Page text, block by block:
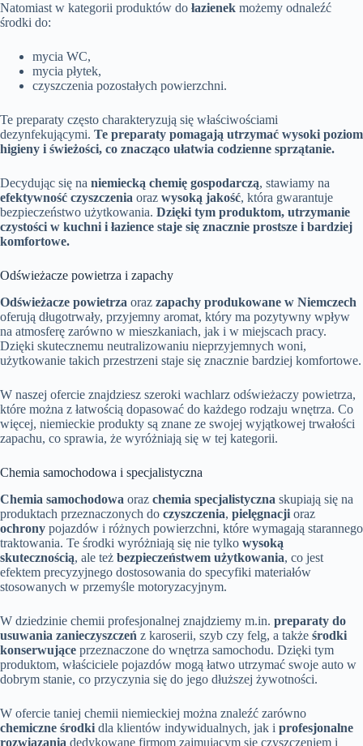
Natomiast w kategorii produktów do łazienek możemy odnaleźć
środki do:
mycia WC,
mycia płytek,
czyszczenia pozostałych powierzchni.
Te preparaty często charakteryzują się właściwościami
dezynfekującymi. Te preparaty pomagają utrzymać wysoki poziom
higieny i świeżości, co znacząco ułatwia codzienne sprzątanie.
Decydując się na niemiecką chemię gospodarczą, stawiamy na
efektywność czyszczenia oraz wysoką jakość, która gwarantuje
bezpieczeństwo użytkowania. Dzięki tym produktom, utrzymanie
czystości w kuchni i łazience staje się znacznie prostsze i bardziej
komfortowe.
Odświeżacze powietrza i zapachy
Odświeżacze powietrza oraz zapachy produkowane w Niemczech
oferują długotrwały, przyjemny aromat, który ma pozytywny wpływ
na atmosferę zarówno w mieszkaniach, jak i w miejscach pracy.
Dzięki skutecznemu neutralizowaniu nieprzyjemnych woni,
użytkowanie takich przestrzeni staje się znacznie bardziej komfortowe.
W naszej ofercie znajdziesz szeroki wachlarz odświeżaczy powietrza,
które można z łatwością dopasować do każdego rodzaju wnętrza. Co
więcej, niemieckie produkty są znane ze swojej wyjątkowej trwałości
zapachu, co sprawia, że wyróżniają się w tej kategorii.
Chemia samochodowa i specjalistyczna
Chemia samochodowa oraz chemia specjalistyczna skupiają się na
produktach przeznaczonych do czyszczenia, pielęgnacji oraz
ochrony pojazdów i różnych powierzchni, które wymagają starannego
traktowania. Te środki wyróżniają się nie tylko wysoką
skutecznością, ale też bezpieczeństwem użytkowania, co jest
efektem precyzyjnego dostosowania do specyfiki materiałów
stosowanych w przemyśle motoryzacyjnym.
W dziedzinie chemii profesjonalnej znajdziemy m.in. preparaty do
usuwania zanieczyszczeń z karoserii, szyb czy felg, a także środki
konserwujące przeznaczone do wnętrza samochodu. Dzięki tym
produktom, właściciele pojazdów mogą łatwo utrzymać swoje auto w
dobrym stanie, co przyczynia się do jego dłuższej żywotności.
W ofercie taniej chemii niemieckiej można znaleźć zarówno
chemiczne środki dla klientów indywidualnych, jak i profesjonalne
rozwiązania dedykowane firmom zajmującym się czyszczeniem i